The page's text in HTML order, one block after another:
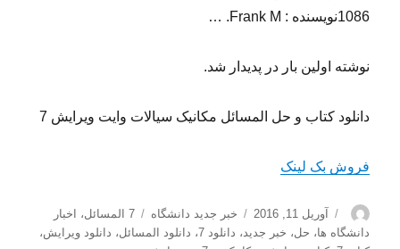
1086نویسنده : Frank M. …
نوشته اولین بار در پدیدار شد.
دانلود کتاب و حل المسائل مکانیک سیالات وایت ویرایش 7
فروش بک لینک
نویسنده
ارسال
شده
آوریل 11, 2016 دسته‌ها
خبر جدید دانشگاه برچسب‌ها
7 المسائل ،
اخبار
دانشگاه ها، حل، خبر جدید، دانلود 7 ، دانلود المسائل، دانلود ویرایش،